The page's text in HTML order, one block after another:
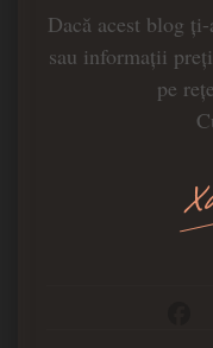
Dacă acest blog
sau informații
pe